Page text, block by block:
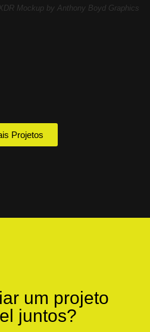
Mockup by Anthony Boyd Graphics
Projetos
um projeto
juntos?